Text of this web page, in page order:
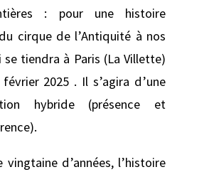
: pour une histoire
cirque de l’Antiquité à nos
se tiendra à Paris (La Villette)
2025 . Il s’agira d’une
hybride (présence et
vingtaine d’années, l’histoire